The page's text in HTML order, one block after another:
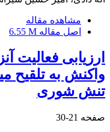
مشاهده مقاله
اصل مقاله 6.55 M
ارزیابی فعالیت
واکنش به تلقیح
تنش شوری
صفحه 21-30